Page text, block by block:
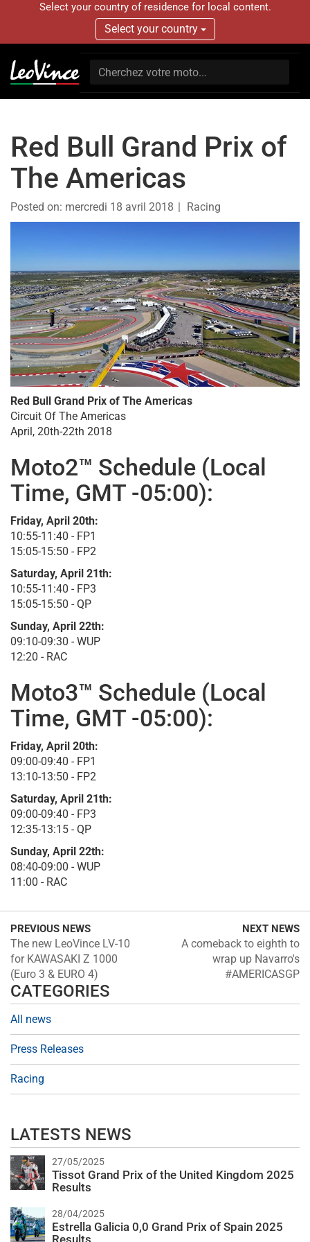
Select your country of residence for local content.
Select your country
Red Bull Grand Prix of
The Americas
Posted on: mercredi 18 avril 2018 Racing
Red Bull Grand Prix of The Americas
Circuit Of The Americas
April, 20th-22th 2018
Moto2™ Schedule (Local
Time, GMT -05:00):
Friday, April 20th:
10:55-11:40 - FP1
15:05-15:50 - FP2
Saturday, April 21th:
10:55-11:40 - FP3
15:05-15:50 - QP
Sunday, April 22th:
09:10-09:30 - WUP
12:20 - RAC
Moto3™ Schedule (Local
Time, GMT -05:00):
Friday, April 20th:
09:00-09:40 - FP1
13:10-13:50 - FP2
Saturday, April 21th:
09:00-09:40 - FP3
12:35-13:15 - QP
Sunday, April 22th:
08:40-09:00 - WUP
11:00 - RAC
PREVIOUS NEWS
The new LeoVince LV-10
for KAWASAKI Z 1000
(Euro 3 & EURO 4)
NEXT NEWS
A comeback to eighth to
wrap up Navarro's
#AMERICASGP
CATEGORIES
All news
Press Releases
Racing
LATESTS NEWS
27/05/2025
Tissot Grand Prix of the United Kingdom 2025
Results
28/04/2025
Estrella Galicia 0,0 Grand Prix of Spain 2025